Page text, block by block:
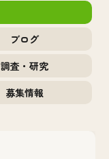
ブログ
調査・研究
募集情報